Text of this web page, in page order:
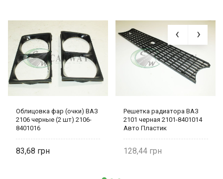
Облицовка фар (очки) ВАЗ
2106 черные (2 шт) 2106-
8401016
83,68
Решетка радиатора ВАЗ
2101 черная 2101-8401014
Авто Пластик
128,44